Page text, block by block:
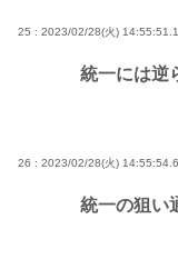
25 : 2023/02/28(火)
統一には逆
26 : 2023/02/28(火)
統一の狙い